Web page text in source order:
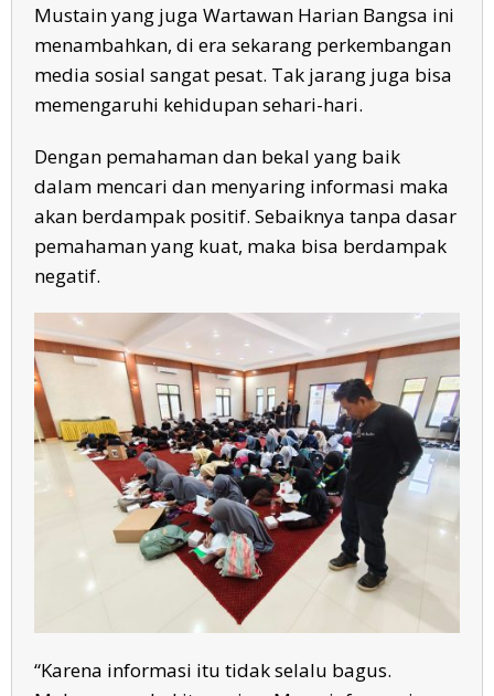
Mustain yang juga Wartawan Harian Bangsa ini
menambahkan, di era sekarang perkembangan
media sosial sangat pesat. Tak jarang juga bisa
memengaruhi kehidupan sehari-hari.
Dengan pemahaman dan bekal yang baik
dalam mencari dan menyaring informasi maka
akan berdampak positif. Sebaiknya tanpa dasar
pemahaman yang kuat, maka bisa berdampak
negatif.
“Karena informasi itu tidak selalu bagus.